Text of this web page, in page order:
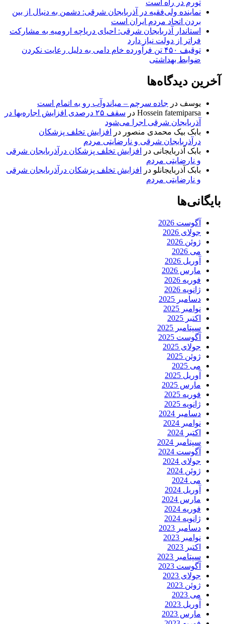
تورم در راه است
نماینده ولی‌فقیه در آذربایجان شرقی: دشمن به دنبال از بین
بردن اتحاد مردم ایران است
استاندار آذربایجان شرقی: احیای دریاچه ارومیه به مشارکت
فراتر از دولت نیاز دارد
توقیف ۴۵۰ تن فرآورده خام دامی به دلیل رعایت نکردن
ضوابط بهداشتی
آخرین دیدگاه‌ها
یوسف در جاده سرچم – میاندوآب رو به اتمام است
Hossein fatemiparsa در
سقف ۲۵ درصدی افزایش اجاره‌بها در
آذربایجان شرقی اجرا می‌شود
بابک بیک محمدی منصور در
افزایش تخلف پزشکان
درآذربایجان شرقی و نارضایتی مردم
بابک آذربایجانی در
افزایش تخلف پزشکان درآذربایجان شرقی
و نارضایتی مردم
بابک آذربایجانلو در
افزایش تخلف پزشکان درآذربایجان شرقی
و نارضایتی مردم
بایگانی‌ها
آگوست 2026
جولای 2026
ژوئن 2026
می 2026
آوریل 2026
مارس 2026
فوریه 2026
ژانویه 2026
دسامبر 2025
نوامبر 2025
اکتبر 2025
سپتامبر 2025
آگوست 2025
جولای 2025
ژوئن 2025
می 2025
آوریل 2025
مارس 2025
فوریه 2025
ژانویه 2025
دسامبر 2024
نوامبر 2024
اکتبر 2024
سپتامبر 2024
آگوست 2024
جولای 2024
ژوئن 2024
می 2024
آوریل 2024
مارس 2024
فوریه 2024
ژانویه 2024
دسامبر 2023
نوامبر 2023
اکتبر 2023
سپتامبر 2023
آگوست 2023
جولای 2023
ژوئن 2023
می 2023
آوریل 2023
مارس 2023